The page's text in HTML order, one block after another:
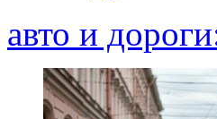
авто и